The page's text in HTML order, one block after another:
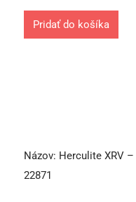
Pridať do košíka
Názov: Herculite XRV
22871